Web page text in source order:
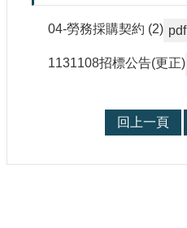
04-勞務採購契約 (2) pdf
1131108招標公告(更正)
回上一頁